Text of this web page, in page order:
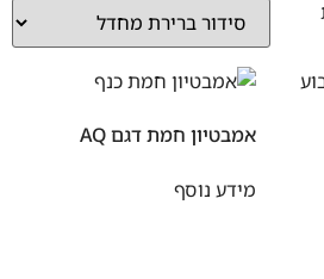
אמבטיון חמת דגם AQ
מידע נוסף